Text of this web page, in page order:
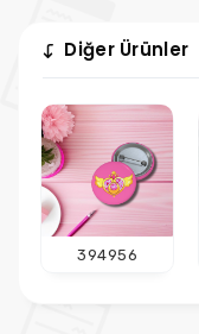
Diğer Ürünler
394956